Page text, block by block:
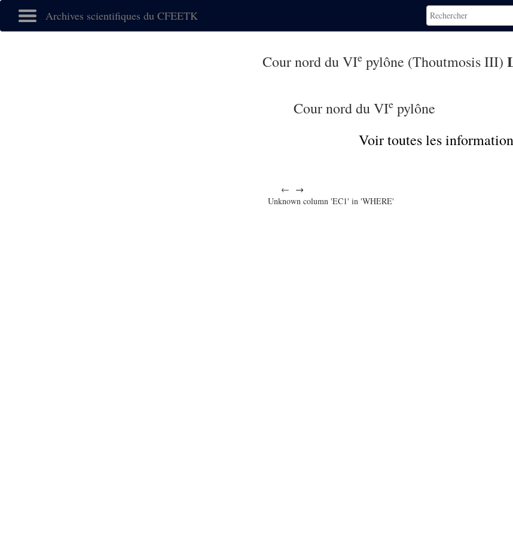
Archives scientifiques du CFEETK
Cour nord du VIe pylône (Thoutmosis III)
Cour nord du VIepylône
Voir toutes les
←
→
Unknown column 'EC1' in 'WHERE'